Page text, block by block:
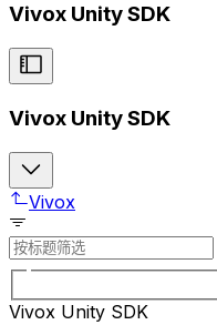
Vivox Unity SDK
Vivox Unity SDK
Vivox
Vivox Unity SDK